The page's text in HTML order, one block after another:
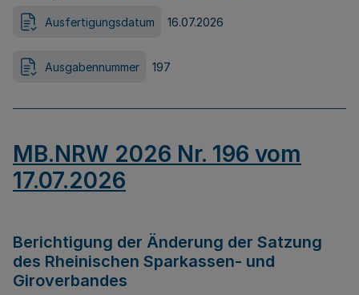
Ausfertigungsdatum 16.07.2026
Ausgabennummer 197
MB.NRW 2026 Nr. 196 vom
17.07.2026
Berichtigung der Änderung der Satzung
des Rheinischen Sparkassen- und
Giroverbandes